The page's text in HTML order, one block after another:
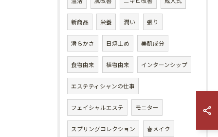
新商品 栄養 潤い 張り
滑らかさ 日焼止め 美肌成分
食物由来 植物由来 インターンシップ
エステティシャンの仕事
フェイシャルエステ モニター
スプリングコレクション 春メイク